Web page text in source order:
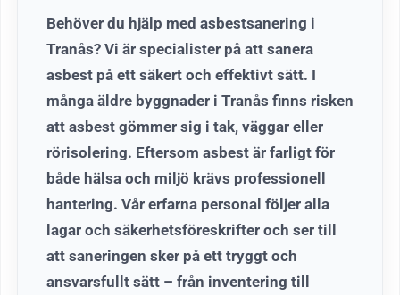
Behöver du hjälp med asbestsanering i
Tranås? Vi är specialister på att sanera
asbest på ett säkert och effektivt sätt. I
många äldre byggnader i Tranås finns risken
att asbest gömmer sig i tak, väggar eller
rörisolering. Eftersom asbest är farligt för
både hälsa och miljö krävs professionell
hantering. Vår erfarna personal följer alla
lagar och säkerhetsföreskrifter och ser till
att saneringen sker på ett tryggt och
ansvarsfullt sätt – från inventering till